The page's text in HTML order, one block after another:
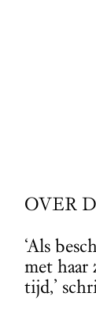
OVER
‘Als
met haar
tijd,’